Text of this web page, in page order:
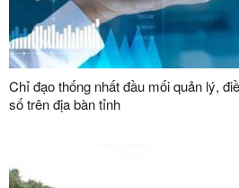
Chỉ đạo thống nhất đầu mối quản lý,
số trên địa bàn tỉnh